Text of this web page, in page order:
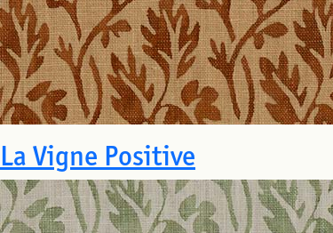
La Vigne Positive